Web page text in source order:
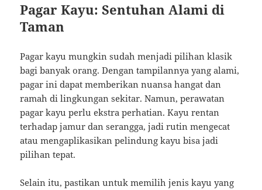
Pagar Kayu: Sentuhan Alami di
Taman
Pagar kayu mungkin sudah menjadi pilihan klasik
bagi banyak orang. Dengan tampilannya yang alami,
pagar ini dapat memberikan nuansa hangat dan
ramah di lingkungan sekitar. Namun, perawatan
pagar kayu perlu ekstra perhatian. Kayu rentan
terhadap jamur dan serangga, jadi rutin mengecat
atau mengaplikasikan pelindung kayu bisa jadi
pilihan tepat.
Selain itu, pastikan untuk memilih jenis kayu yang